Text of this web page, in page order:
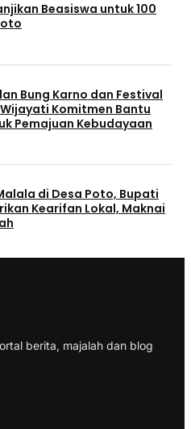
Beasiswa untuk 100
Bung Karno dan Festival
Komitmen Bantu
Pemajuan Kebudayaan
di Desa Poto, Bupati
Kearifan Lokal, Maknai
berita, majalah dan blog